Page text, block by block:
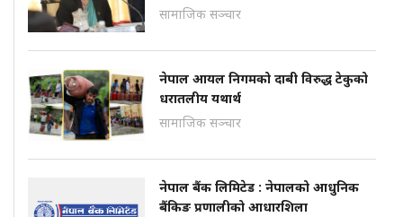
सामाजिक सञ्चार
नेपाल आयल निगमको दाबी विरुद्ध टेकुको
धरातलीय यथार्थ
सामाजिक सञ्चार
नेपाल बैंक लिमिटेड : नेपालको आधुनिक
बैंकिङ प्रणालीको आधारशिला